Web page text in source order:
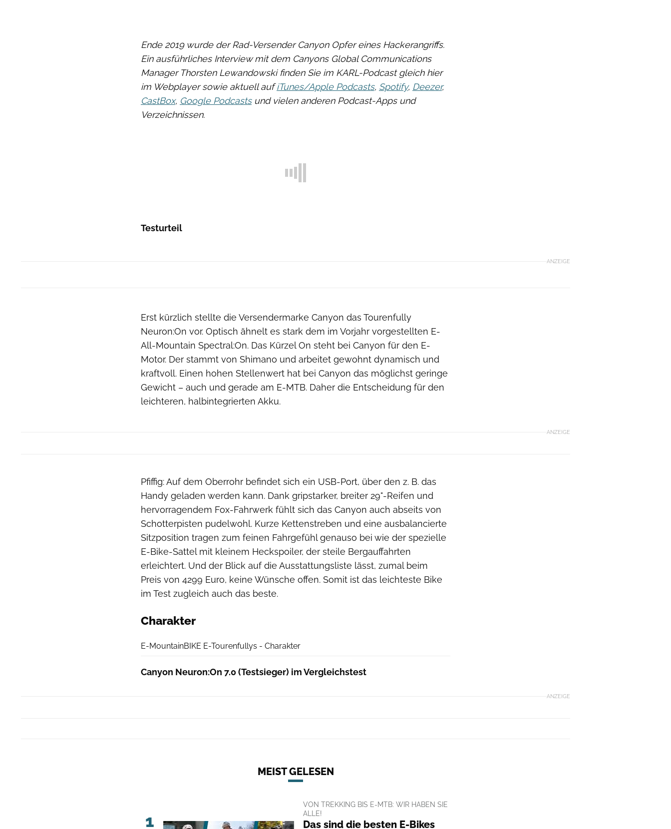
Ende 2019 wurde der Rad-Versender Canyon Opfer eines Hackerangriffs.
Ein ausführliches Interview mit dem Canyons Global Communications
Manager Thorsten Lewandowski finden Sie im KARL-Podcast gleich hier
im Webplayer sowie aktuell aufiTunes/Apple Podcasts, Spotify, Deezer,
CastBox, Google Podcastsund vielen anderen Podcast-Apps und
Verzeichnissen.
Testurteil
ANZEIGE
Erst kürzlich stellte die Versendermarke Canyon das Tourenfully
Neuron:On vor. Optisch ähnelt es stark dem im Vorjahr vorgestellten E-
All-Mountain Spectral:On. Das Kürzel On steht bei Canyon für den E-
Motor. Der stammt von Shimano und arbeitet gewohnt dynamisch und
kraftvoll. Einen hohen Stellenwert hat bei Canyon das möglichst geringe
Gewicht – auch und gerade am E-MTB. Daher die Entscheidung für den
leichteren, halbintegrierten Akku.
ANZEIGE
Pfiffig: Auf dem Oberrohr befindet sich ein USB-Port, über den z. B. das
Handy geladen werden kann. Dank gripstarker, breiter 29"-Reifen und
hervorragendem Fox-Fahrwerk fühlt sich das Canyon auch abseits von
Schotterpisten pudelwohl. Kurze Kettenstreben und eine ausbalancierte
Sitzposition tragen zum feinen Fahrgefühl genauso bei wie der spezielle
E-Bike-Sattel mit kleinem Heckspoiler, der steile Bergauffahrten
erleichtert. Und der Blick auf die Ausstattungsliste lässt, zumal beim
Preis von 4299 Euro, keine Wünsche offen. Somit ist das leichteste Bike
im Test zugleich auch das beste.
Charakter
E-MountainBIKE E-Tourenfullys - Charakter
Canyon Neuron:On 7.0 (Testsieger) im Vergleichstest
ANZEIGE
MEIST GELESEN
1
VON TREKKING BIS E-MTB: WIR HABEN SIE
ALLE!
Das sind die besten E-Bikes